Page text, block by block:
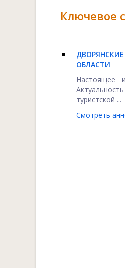
Ключевое
ОБЛАСТИ
Настоящее
туристской ...
Смотреть